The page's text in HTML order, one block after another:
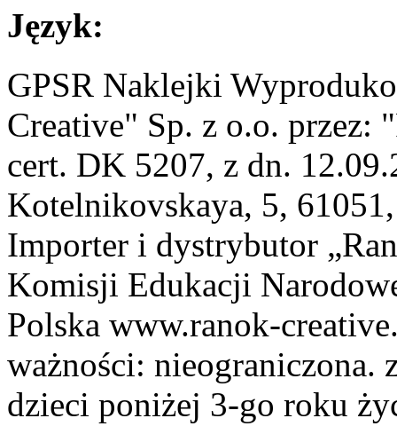
Język:
GPSR Naklejki
Creative" Sp. z о.о.
cert. DK 5207, z dn.
Kotelnikovskaya, 5,
Importer i dystrybutor
Komisji Edukacji
Polska www.ranok-
ważności: nieograniczona.
dzieci poniżej 3-go roku